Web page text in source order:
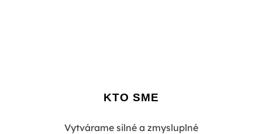
KTO SME
Vytvárame silné a zmysluplné